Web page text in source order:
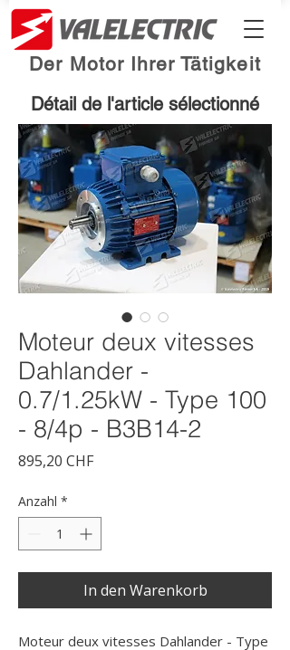
Der Motor Ihrer Tätigkeit
Détail de l'article sélectionné
Moteur deux vitesses
Dahlander -
0.7/1.25kW - Type 100
- 8/4p - B3B14-2
895,20 CHFPreis
Anzahl *
In den Warenkorb
Moteur deux vitesses Dahlander - Type